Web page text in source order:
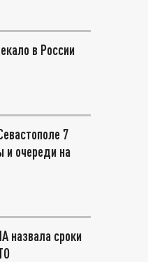
в России
7
и очереди на
назвала сроки